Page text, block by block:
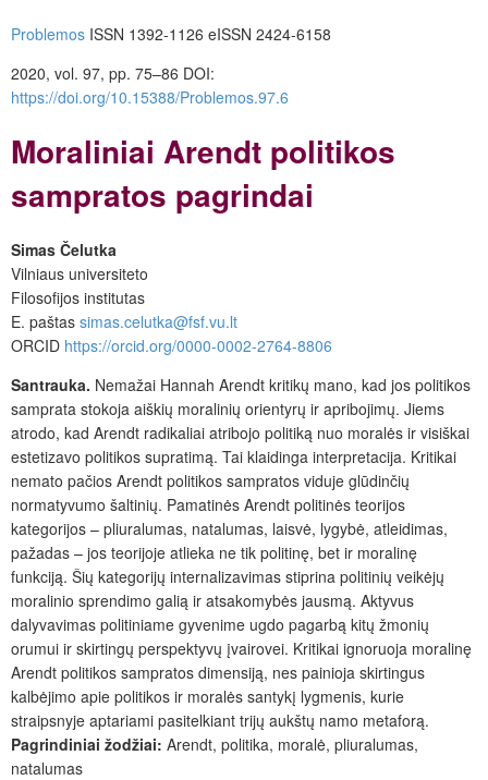
Problemos ISSN 1392-1126 eISSN 2424-6158
2020, vol. 97, pp. 75–86 DOI:
https://doi.org/10.15388/Problemos.97.6
Moraliniai Arendt politikos
sampratos pagrindai
Simas Čelutka
Vilniaus universiteto
Filosofijos institutas
E. paštas simas.celutka@fsf.vu.lt
ORCID https://orcid.org/0000-0002-2764-8806
Santrauka. Nemažai Hannah Arendt kritikų mano, kad jos politikos
samprata stokoja aiškių moralinių orientyrų ir apribojimų. Jiems
atrodo, kad Arendt radikaliai atribojo politiką nuo moralės ir visiškai
estetizavo politikos supratimą. Tai klaidinga interpretacija. Kritikai
nemato pačios Arendt politikos sampratos viduje glūdinčių
normatyvumo šaltinių. Pamatinės Arendt politinės teorijos
kategorijos – pliuralumas, natalumas, laisvė, lygybė, atleidimas,
pažadas – jos teorijoje atlieka ne tik politinę, bet ir moralinę
funkciją. Šių kategorijų internalizavimas stiprina politinių veikėjų
moralinio sprendimo galią ir atsakomybės jausmą. Aktyvus
dalyvavimas politiniame gyvenime ugdo pagarbą kitų žmonių
orumui ir skirtingų perspektyvų įvairovei. Kritikai ignoruoja moralinę
Arendt politikos sampratos dimensiją, nes painioja skirtingus
kalbėjimo apie politikos ir moralės santykį lygmenis, kurie
straipsnyje aptariami pasitelkiant trijų aukštų namo metaforą.
Pagrindiniai žodžiai: Arendt, politika, moralė, pliuralumas,
natalumas